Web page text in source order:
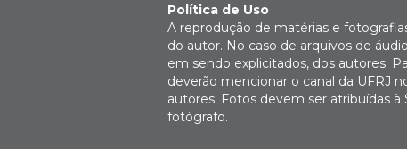
Política de Uso
A reprodução de matérias e
do autor. No caso de arquivos de
em sendo explicitados, dos autores.
deverão mencionar o canal da UFRJ
autores. Fotos devem ser atribuídas
fotógrafo.